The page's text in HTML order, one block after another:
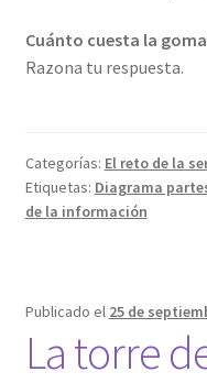
Cuánto cuesta la
Razona tu respuesta.
Categorías: El reto de la
Etiquetas: Diagrama
de la información
Publicado el 25 de
La torre